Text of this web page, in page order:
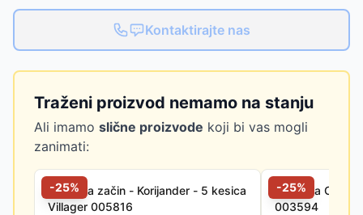
Kontaktirajte nas
Traženi proizvod nemamo na stanju
Ali imamo slične proizvode koji bi vas mogli
zanimati:
-25%
Seme za začin - Korijander - 5 kesica
Villager 005816
-25%
Seme za
003594